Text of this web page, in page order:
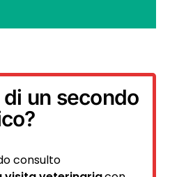
un secondo
consulto